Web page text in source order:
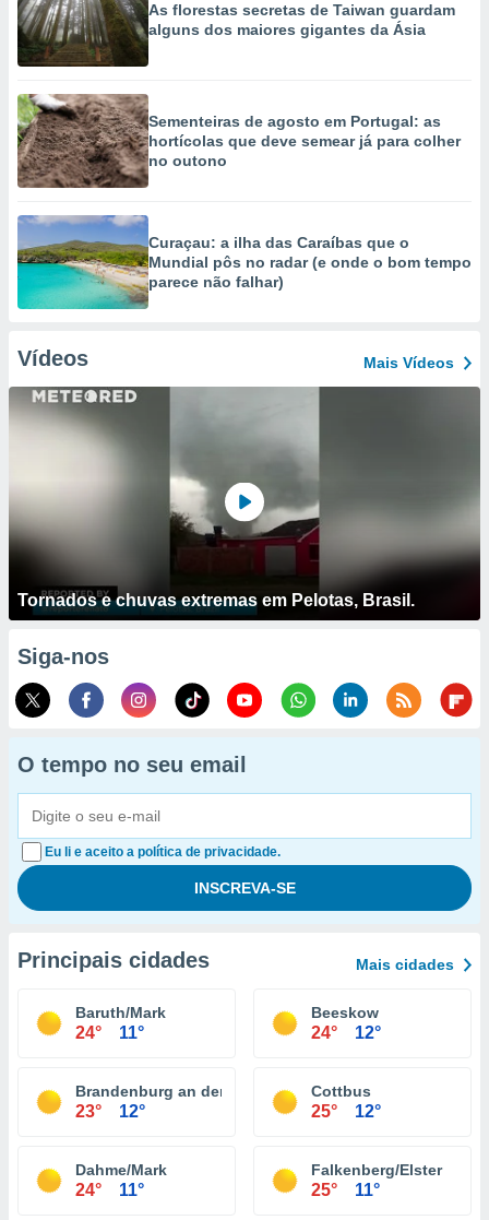
As florestas secretas de Taiwan guardam
alguns dos maiores gigantes da Ásia
Sementeiras de agosto em Portugal: as
hortícolas que deve semear já para colher
no outono
Curaçau: a ilha das Caraíbas que o
Mundial pôs no radar (e onde o bom tempo
parece não falhar)
Vídeos Mais Vídeos
Tornados e chuvas extremas em Pelotas, Brasil.
Siga-nos
O tempo no seu email
Eu li e aceito a política de privacidade.
Principais cidades Mais cidades
Baruth/Mark
24° 11°
Beeskow
24° 12°
Brandenburg an der Havel
23° 12°
Cottbus
25° 12°
Dahme/Mark
24° 11°
Falkenberg/Elster
25° 11°